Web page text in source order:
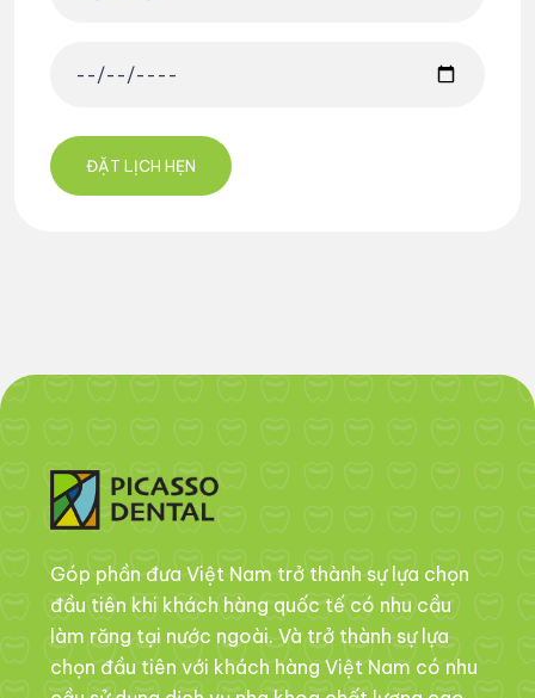
Góp phần đưa Việt Nam trở thành sự lựa chọn
đầu tiên khi khách hàng quốc tế có nhu cầu
làm răng tại nước ngoài. Và trở thành sự lựa
chọn đầu tiên với khách hàng Việt Nam có nhu